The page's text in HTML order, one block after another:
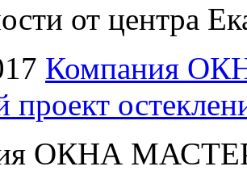
от центра
Компания
проект
ОКНА МАСТЕР